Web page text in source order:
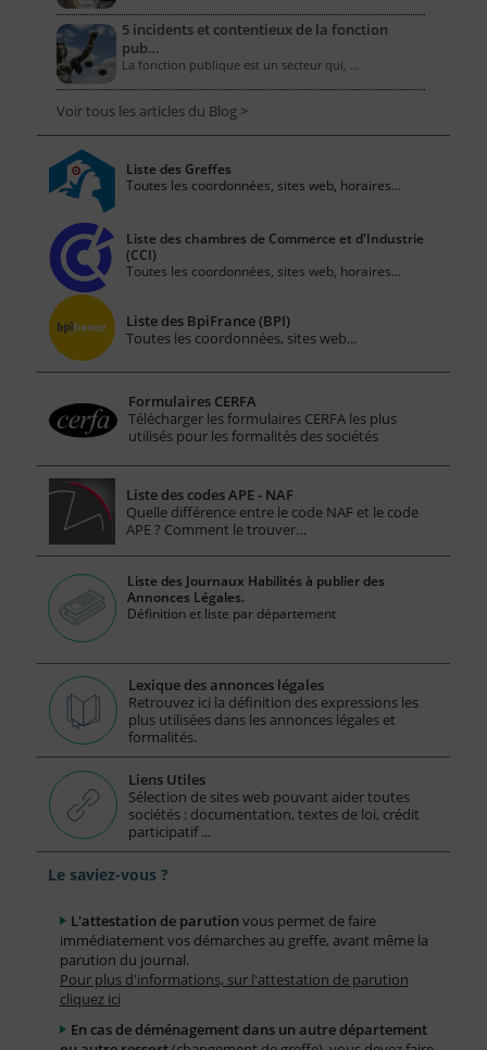
5 incidents et contentieux de la fonction
pub…
La fonction publique est un secteur qui, …
Voir tous les articles du Blog >
Liste des Greffes
Toutes les coordonnées, sites web, horaires...
Liste des chambres de Commerce et d'Industrie
(CCI)
Toutes les coordonnées, sites web, horaires...
Liste des BpiFrance (BPI)
Toutes les coordonnées, sites web...
Formulaires CERFA
Télécharger les formulaires CERFA les plus
utilisés pour les formalités des sociétés
Liste des codes APE - NAF
Quelle différence entre le code NAF et le code
APE ? Comment le trouver…
Liste des Journaux Habilités à publier des
Annonces Légales.
Définition et liste par département
Lexique des annonces légales
Retrouvez ici la définition des expressions les
plus utilisées dans les annonces légales et
formalités.
Liens Utiles
Sélection de sites web pouvant aider toutes
sociétés : documentation, textes de loi, crédit
participatif ...
Le saviez-vous ?
L'attestation de parution vous permet de faire
immédiatement vos démarches au greffe, avant même la
parution du journal.
Pour plus d'informations, sur l'attestation de parution
cliquez ici
En cas de déménagement dans un autre département